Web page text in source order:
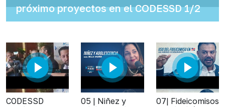
próximo proyectos en el CODESSD 1/2
CODESSD
05 | Niñez y
07| Fideicomisos